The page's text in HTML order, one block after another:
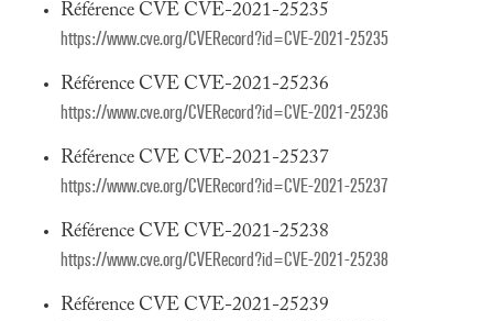
Référence CVE CVE-2021-25235
https://www.cve.org/CVERecord?id=CVE-2021-25235
Référence CVE CVE-2021-25236
https://www.cve.org/CVERecord?id=CVE-2021-25236
Référence CVE CVE-2021-25237
https://www.cve.org/CVERecord?id=CVE-2021-25237
Référence CVE CVE-2021-25238
https://www.cve.org/CVERecord?id=CVE-2021-25238
Référence CVE CVE-2021-25239